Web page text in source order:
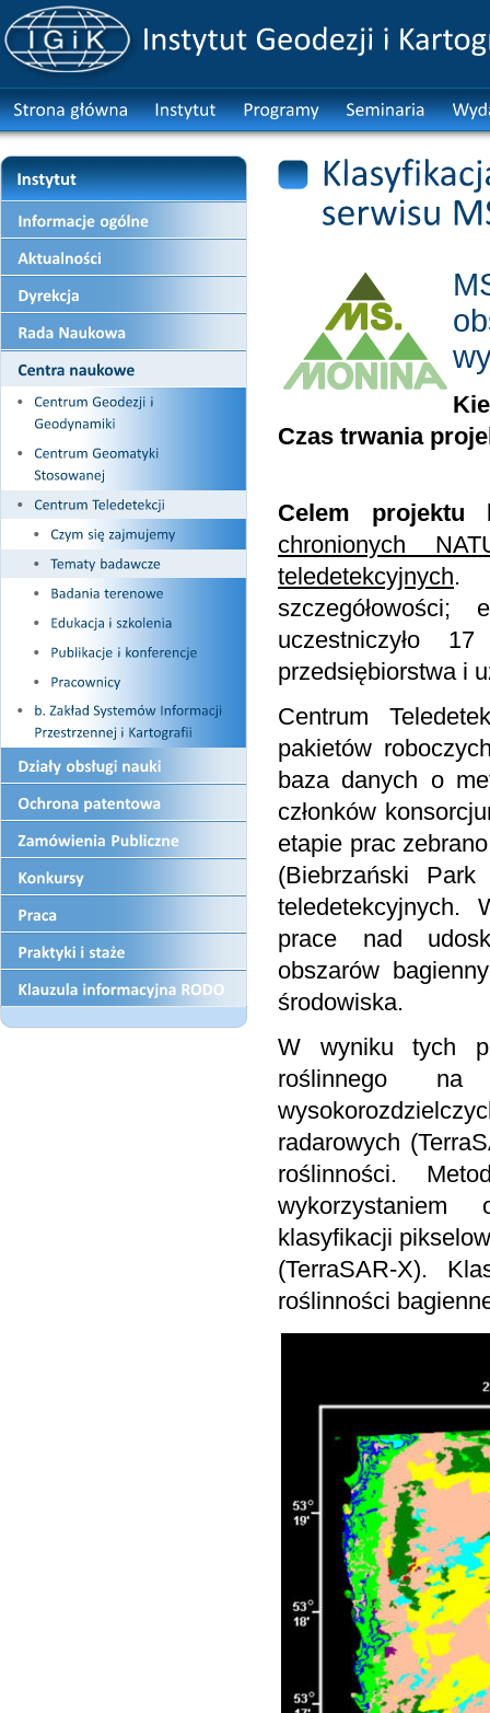
Czas trwania
Celem projektu
chronionych
teledetekcyjnych.
uczestniczyło
przedsiębiorstwa i
Centrum
pakietów
baza danych o
członków
etapie prac
(Biebrzański
teledetekcyjnych.
prace nad
obszarów
środowiska.
W wyniku tych
roślinnego na
radarowych
roślinności.
wykorzystaniem
klasyfikacji
(TerraSAR-X).
roślinności